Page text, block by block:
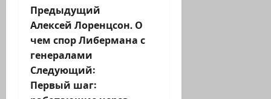
Н
а
в
и
Предыдущий
Алексей Лоренцсон. О
чем спор Либермана с
генералами
Следующий:
Первый шаг: